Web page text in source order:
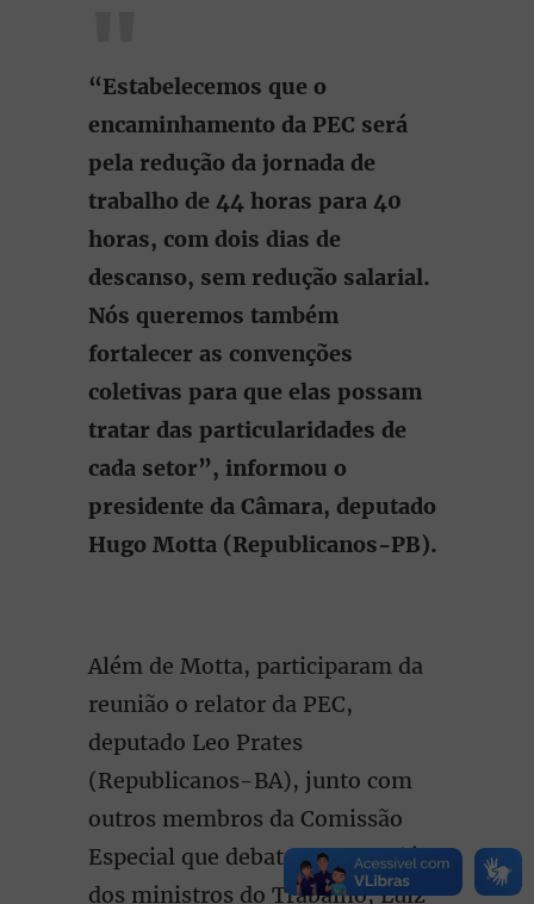
“Estabelecemos que o
encaminhamento da PEC será
pela redução da jornada de
trabalho de 44 horas para 40
horas, com dois dias de
descanso, sem redução salarial.
Nós queremos também
fortalecer as convenções
coletivas para que elas possam
tratar das particularidades de
cada setor”, informou o
presidente da Câmara, deputado
Hugo Motta (Republicanos-PB).
Além de Motta, participaram da
reunião o relator da PEC,
deputado Leo Prates
(Republicanos-BA), junto com
outros membros da Comissão
Especial que debate o tema, além
dos ministros do Trabalho, Luiz